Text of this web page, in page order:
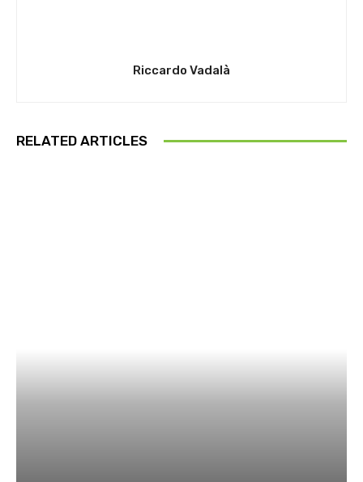
Riccardo Vadalà
RELATED ARTICLES